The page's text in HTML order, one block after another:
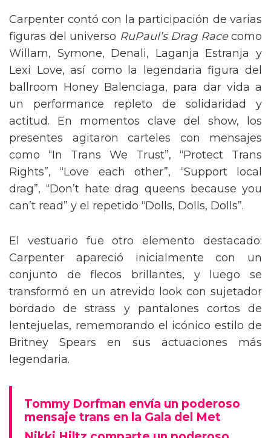
Carpenter contó con la participación de varias
figuras del universo
RuPaul’s Drag Race
como
Willam, Symone, Denali, Laganja Estranja y
Lexi Love, así como la legendaria figura del
ballroom Honey Balenciaga, para dar vida a
un performance repleto de solidaridad y
actitud. En momentos clave del show, los
presentes agitaron carteles con mensajes
como “In Trans We Trust”, “Protect Trans
Rights”, “Love each other”, “Support local
drag”, “Don’t hate drag queens because you
can’t read” y el repetido “Dolls, Dolls, Dolls”.
El vestuario fue otro elemento destacado:
Carpenter apareció inicialmente con un
conjunto de flecos brillantes, y luego se
transformó en un atrevido look con sujetador
bordado de strass y pantalones cortos de
lentejuelas, rememorando el icónico estilo de
Britney Spears en sus actuaciones más
legendaria.
Tommy Dorfman envía un poderoso
mensaje trans en la Gala del Met